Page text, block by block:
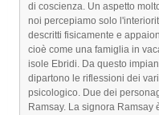
di coscienza. Un aspetto
noi percepiamo solo
descritti fisicamente e
cioè come una famiglia in
isole Ebridi. Da questo
dipartono le riflessioni dei
psicologico. Due dei
Ramsay. La signora